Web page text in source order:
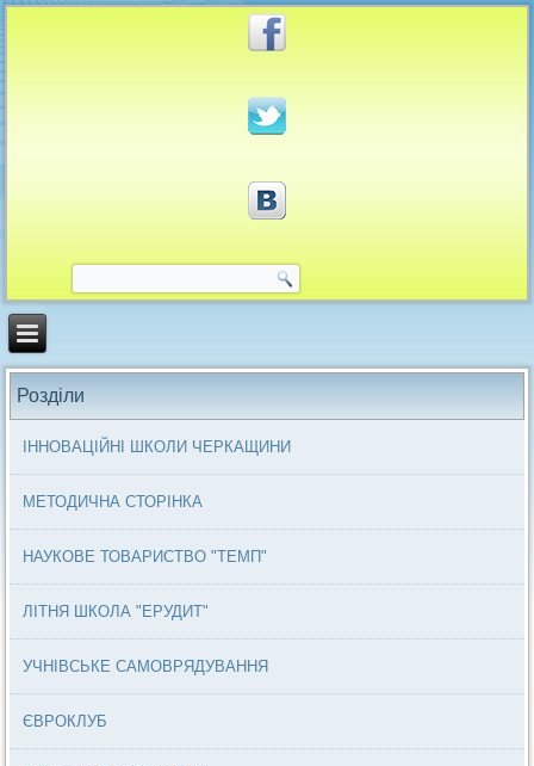
Розділи
ІННОВАЦІЙНІ ШКОЛИ ЧЕРКАЩИНИ
МЕТОДИЧНА СТОРІНКА
НАУКОВЕ ТОВАРИСТВО "ТЕМП"
ЛІТНЯ ШКОЛА "ЕРУДИТ"
УЧНІВСЬКЕ САМОВРЯДУВАННЯ
ЄВРОКЛУБ